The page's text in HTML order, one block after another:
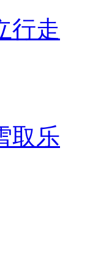
行走
取乐